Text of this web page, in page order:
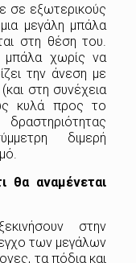
σε εξωτερικούς
μεγάλη μπάλα
στη θέση του.
μπάλα χωρίς να
την άνεση με
στη συνέχεια
κυλά προς το
διμερή
θα αναμένεται
στην
των μεγάλων
τα πόδια και